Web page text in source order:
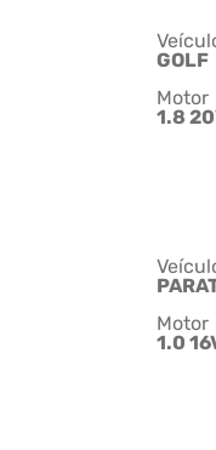
GOLF
Motor
1.8
Motor
1.0